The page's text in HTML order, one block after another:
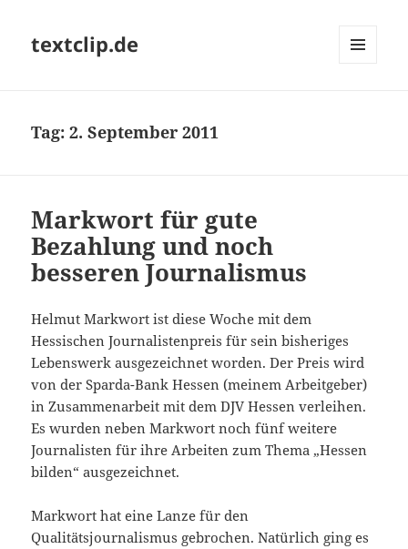
textclip.de
Tag:2. September 2011
Markwort für gute
Bezahlung und noch
besseren Journalismus
Helmut Markwort ist diese Woche mit dem
Hessischen Journalistenpreis für sein bisheriges
Lebenswerk ausgezeichnet worden. Der Preis wird
von der Sparda-Bank Hessen (meinem Arbeitgeber)
in Zusammenarbeit mit dem DJV Hessen verleihen.
Es wurden neben Markwort noch fünf weitere
Journalisten für ihre Arbeiten zum Thema „Hessen
bilden“ ausgezeichnet.
Markwort hat eine Lanze für den
Qualitätsjournalismus gebrochen. Natürlich ging es